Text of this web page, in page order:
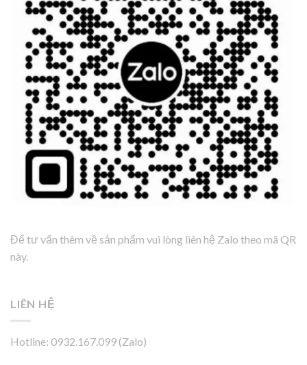
Để tư vấn thêm về sản phẩm vui lòng liên hệ Zalo theo mã QR
này.
LIÊN HỆ
Hotline: 0932.167.099 (Zalo)